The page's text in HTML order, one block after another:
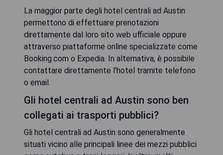
La maggior parte degli hotel centrali ad Austin
permettono di effettuare prenotazioni
direttamente dal loro sito web ufficiale oppure
attraverso piattaforme online specializzate come
Booking.com o Expedia. In alternativa, è possibile
contattare direttamente l'hotel tramite telefono
o email.
Gli hotel centrali ad Austin sono ben
collegati ai trasporti pubblici?
Gli hotel centrali ad Austin sono generalmente
situati vicino alle principali linee dei mezzi pubblici